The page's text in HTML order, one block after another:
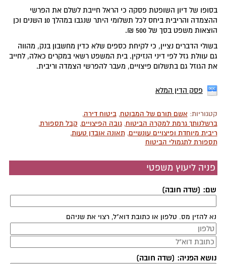
בסופו של דיון השופטת פסקה כי הראל חייבת לשלם את הפרשי
ההצמדה והריבית ביחס לכל תשלומי היתר שנגבו במהלך 10 השנים וכן
הוצאות משפט בסך של 500 ₪.
בשולי הדברים נציין, כי לקיחת כספים שלא כדין מחשבון בנק, מהווה
גם עוולת גזל לפי דיני הנזיקין. בית המשפט רשאי במקרים כאלה, לחייב
את הגוזל גם בתשלום פיצויים, מעבר להפרשי הצמדה וריבית.
פסק הדין המלא
קטגוריות: אשם תורם של המבוטח,ביטוח דירה,
ברשלנותך גרמת למקרה הביטוח,גובה הפיצויים, קבל תספורת,
ריבית מיוחדת ופיצויים עונשיים,תאונה אובדן טעות,
תספורת לתגמולי הביטוח
פניה ליעוץ משפטי
שם: (שדה חובה)
נא להזין מס. טלפון או כתובת דוא"ל, רצוי את שניהם
נושא הפניה: (שדה חובה)